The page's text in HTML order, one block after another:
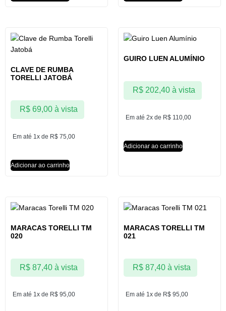
CLAVE DE RUMBA
TORELLI JATOBÁ
Em até 1x de R$ 75,00
R$69,00 à vista
Adicionar ao carrinho
GUIRO LUEN ALUMÍNIO
Em até 2x de R$ 110,00
R$202,40 à vista
Adicionar ao carrinho
MARACAS TORELLI TM
020
Em até 1x de R$ 95,00
R$87,40 à vista
MARACAS TORELLI TM
021
Em até 1x de R$ 95,00
R$87,40 à vista